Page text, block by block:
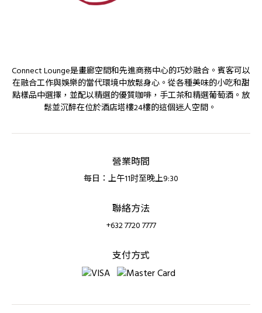
Connect Lounge是畫廊空間和先進商務中心的巧妙融合。賓客可以
在融合工作與娛樂的當代環境中放鬆身心。從各種美味的小吃和甜
點樣品中選擇，並配以精選的優質咖啡，手工茶和精選葡萄酒。放
鬆並沉醉在位於酒店塔樓24樓的這個迷人空間。
營業時間
每日：上午11时至晚上9:30
聯絡方法
+632 7720 7777
支付方式